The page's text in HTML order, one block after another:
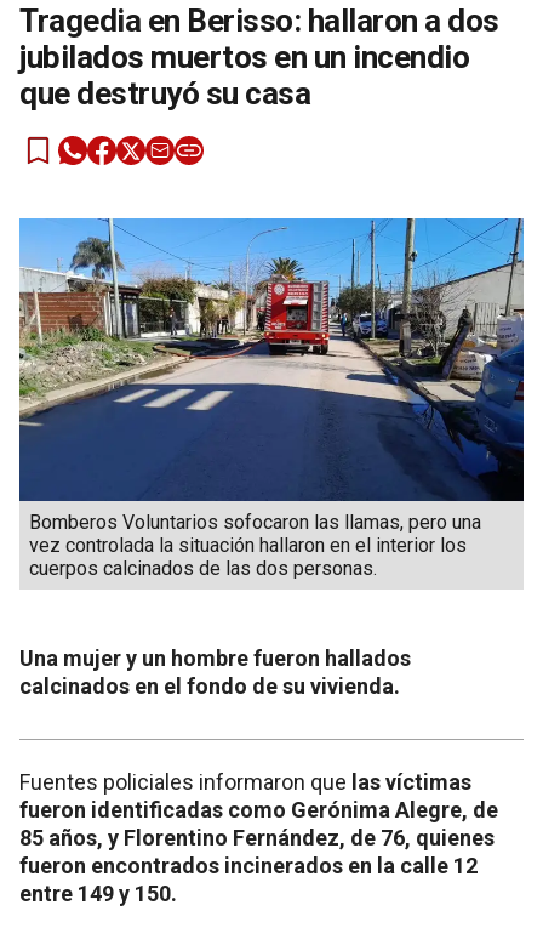
Tragedia en Berisso: hallaron a dos
jubilados muertos en un incendio
que destruyó su casa
Bomberos Voluntarios sofocaron las llamas, pero una
vez controlada la situación hallaron en el interior los
cuerpos calcinados de las dos personas.
Una mujer y un hombre fueron hallados
calcinados en el fondo de su vivienda.
Fuentes policiales informaron que las víctimas
fueron identificadas como Gerónima Alegre, de
85 años, y Florentino Fernández, de 76, quienes
fueron encontrados incinerados en la calle 12
entre 149 y 150.